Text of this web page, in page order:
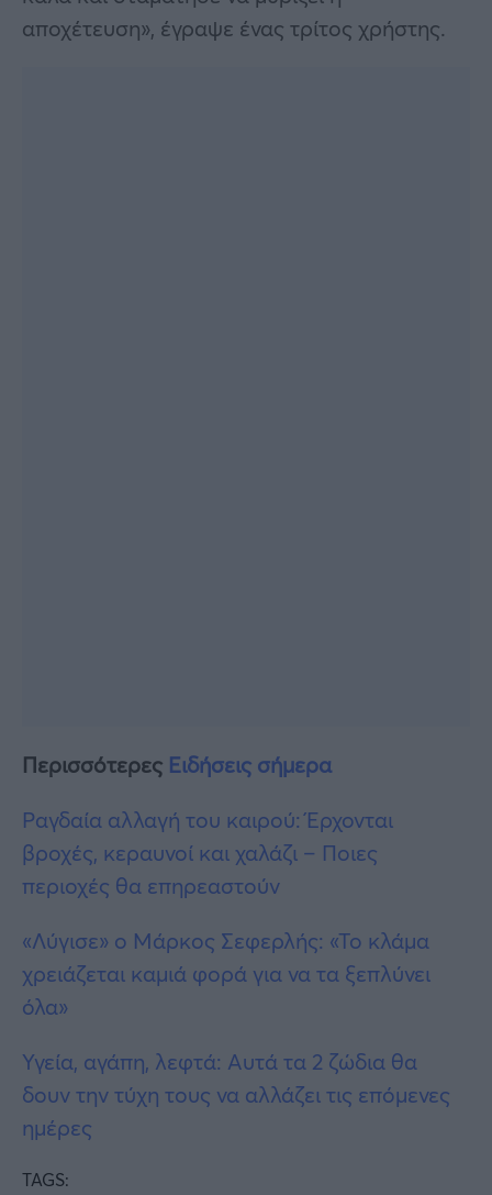
αποχέτευση», έγραψε ένας τρίτος χρήστης.
Περισσότερες Ειδήσεις σήμερα
Ραγδαία αλλαγή του καιρού: Έρχονται
βροχές, κεραυνοί και χαλάζι – Ποιες
περιοχές θα επηρεαστούν
«Λύγισε» ο Μάρκος Σεφερλής: «Το κλάμα
χρειάζεται καμιά φορά για να τα ξεπλύνει
όλα»
Υγεία, αγάπη, λεφτά: Αυτά τα 2 ζώδια θα
δουν την τύχη τους να αλλάζει τις επόμενες
ημέρες
TAGS: